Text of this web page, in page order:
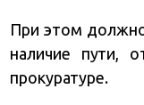
При этом
наличие пути,
прокуратуре.